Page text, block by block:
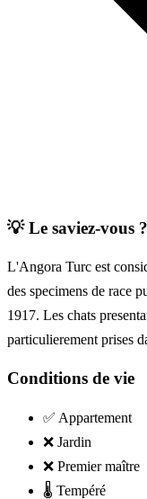
💡Le saviez-vous ?
L'Angora Turc est
des specimens de race
1917. Les chats
particulierement prises
Conditions de vie
✅ Appartement
❌ Jardin
❌ Premier maître
🌡️ Tempéré